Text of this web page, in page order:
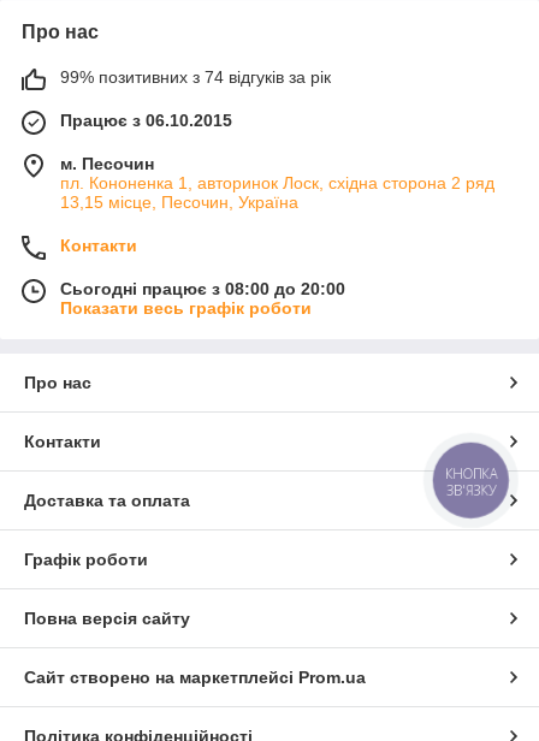
Про нас
99% позитивних з 74 відгуків за рік
Працює з 06.10.2015
м. Песочин
пл. Кононенка 1, авторинок Лоск, східна сторона 2 ряд
13,15 місце, Песочин, Україна
Контакти
Сьогодні працює з 08:00 до 20:00
Показати весь графік роботи
Про нас
Контакти
Доставка та оплата
Графік роботи
Повна версія сайту
Сайт створено на маркетплейсі Prom.ua
Політика конфіденційності
КНОПКА
ЗВ'ЯЗКУ